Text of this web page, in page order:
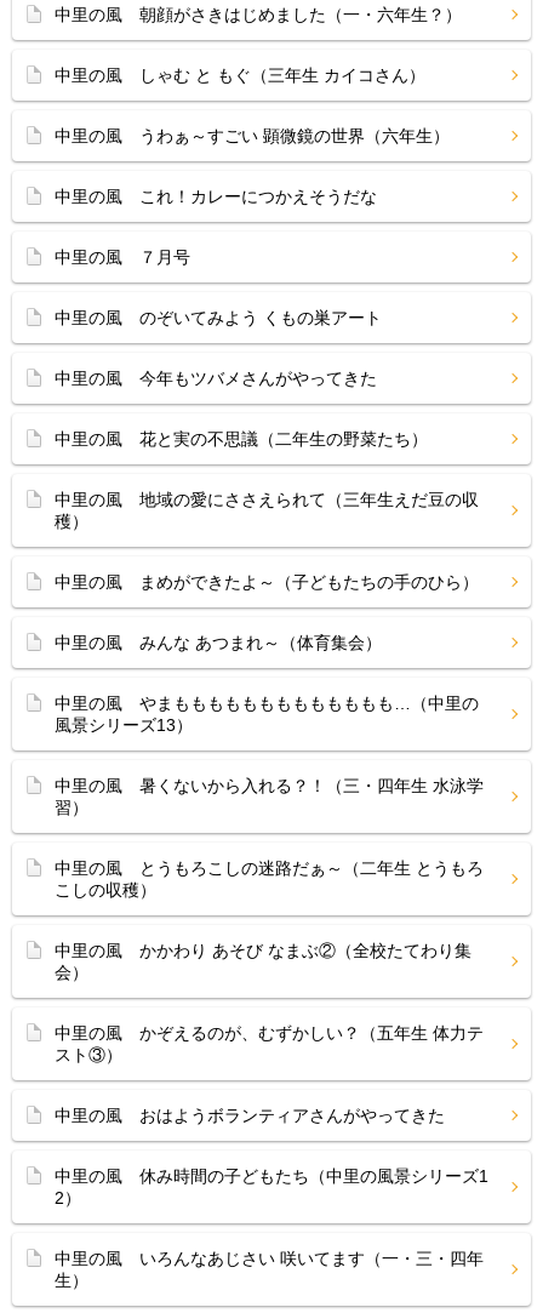
中里の風 朝顔がさきはじめました（一・六年生？）
中里の風 しゃむ と もぐ（三年生 カイコさん）
中里の風 うわぁ～すごい 顕微鏡の世界（六年生）
中里の風 これ！カレーにつかえそうだな
中里の風 ７月号
中里の風 のぞいてみよう くもの巣アート
中里の風 今年もツバメさんがやってきた
中里の風 花と実の不思議（二年生の野菜たち）
中里の風 地域の愛にささえられて（三年生えだ豆の収
穫）
中里の風 まめができたよ～（子どもたちの手のひら）
中里の風 みんな あつまれ～（体育集会）
中里の風 やまももももももももももももも…（中里の
風景シリーズ13）
中里の風 暑くないから入れる？！（三・四年生 水泳学
習）
中里の風 とうもろこしの迷路だぁ～（二年生 とうもろ
こしの収穫）
中里の風 かかわり あそび なまぶ②（全校たてわり集
会）
中里の風 かぞえるのが、むずかしい？（五年生 体力テ
スト③）
中里の風 おはようボランティアさんがやってきた
中里の風 休み時間の子どもたち（中里の風景シリーズ1
2）
中里の風 いろんなあじさい 咲いてます（一・三・四年
生）